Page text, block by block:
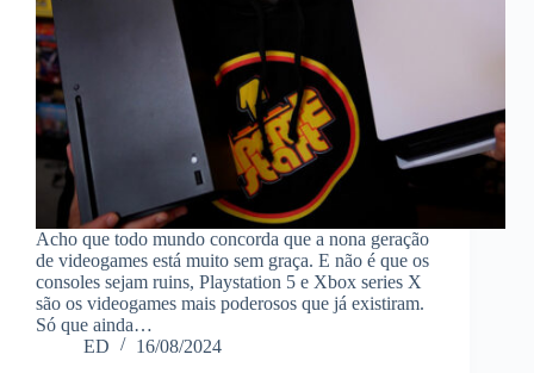
Acho que todo mundo concorda que a nona geração
de videogames está muito sem graça. E não é que os
consoles sejam ruins, Playstation 5 e Xbox series X
são os videogames mais poderosos que já existiram.
Só que ainda…
ED
16/08/2024